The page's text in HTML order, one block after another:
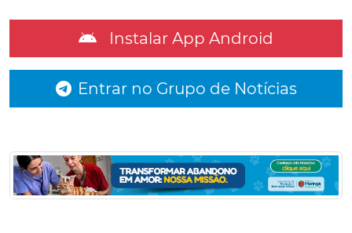
Instalar App Android
Entrar no Grupo de Notícias